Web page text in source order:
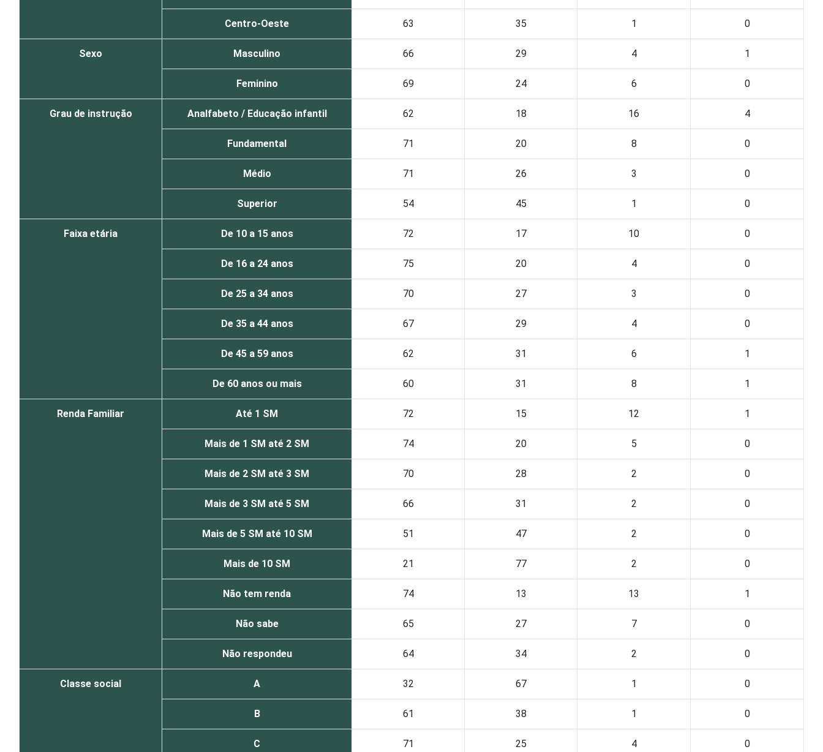
Centro-Oeste 63 35 1 0
Sexo Masculino 66 29 4 1
Feminino 69 24 6 0
Grau de instrução Analfabeto / Educação infantil 62 18 16 4
Fundamental 71 20 8 0
Médio 71 26 3 0
Superior 54 45 1 0
Faixa etária De 10 a 15 anos 72 17 10 0
De 16 a 24 anos 75 20 4 0
De 25 a 34 anos 70 27 3 0
De 35 a 44 anos 67 29 4 0
De 45 a 59 anos 62 31 6 1
De 60 anos ou mais 60 31 8 1
Renda Familiar Até 1 SM 72 15 12 1
Mais de 1 SM até 2 SM 74 20 5 0
Mais de 2 SM até 3 SM 70 28 2 0
Mais de 3 SM até 5 SM 66 31 2 0
Mais de 5 SM até 10 SM 51 47 2 0
Mais de 10 SM 21 77 2 0
Não tem renda 74 13 13 1
Não sabe 65 27 7 0
Não respondeu 64 34 2 0
Classe social A 32 67 1 0
B 61 38 1 0
C 71 25 4 0